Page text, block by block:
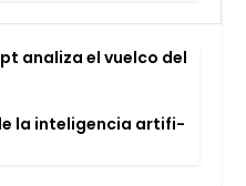
ana­li­za el vuel­co del
la inte­li­gen­cia arti­fi­